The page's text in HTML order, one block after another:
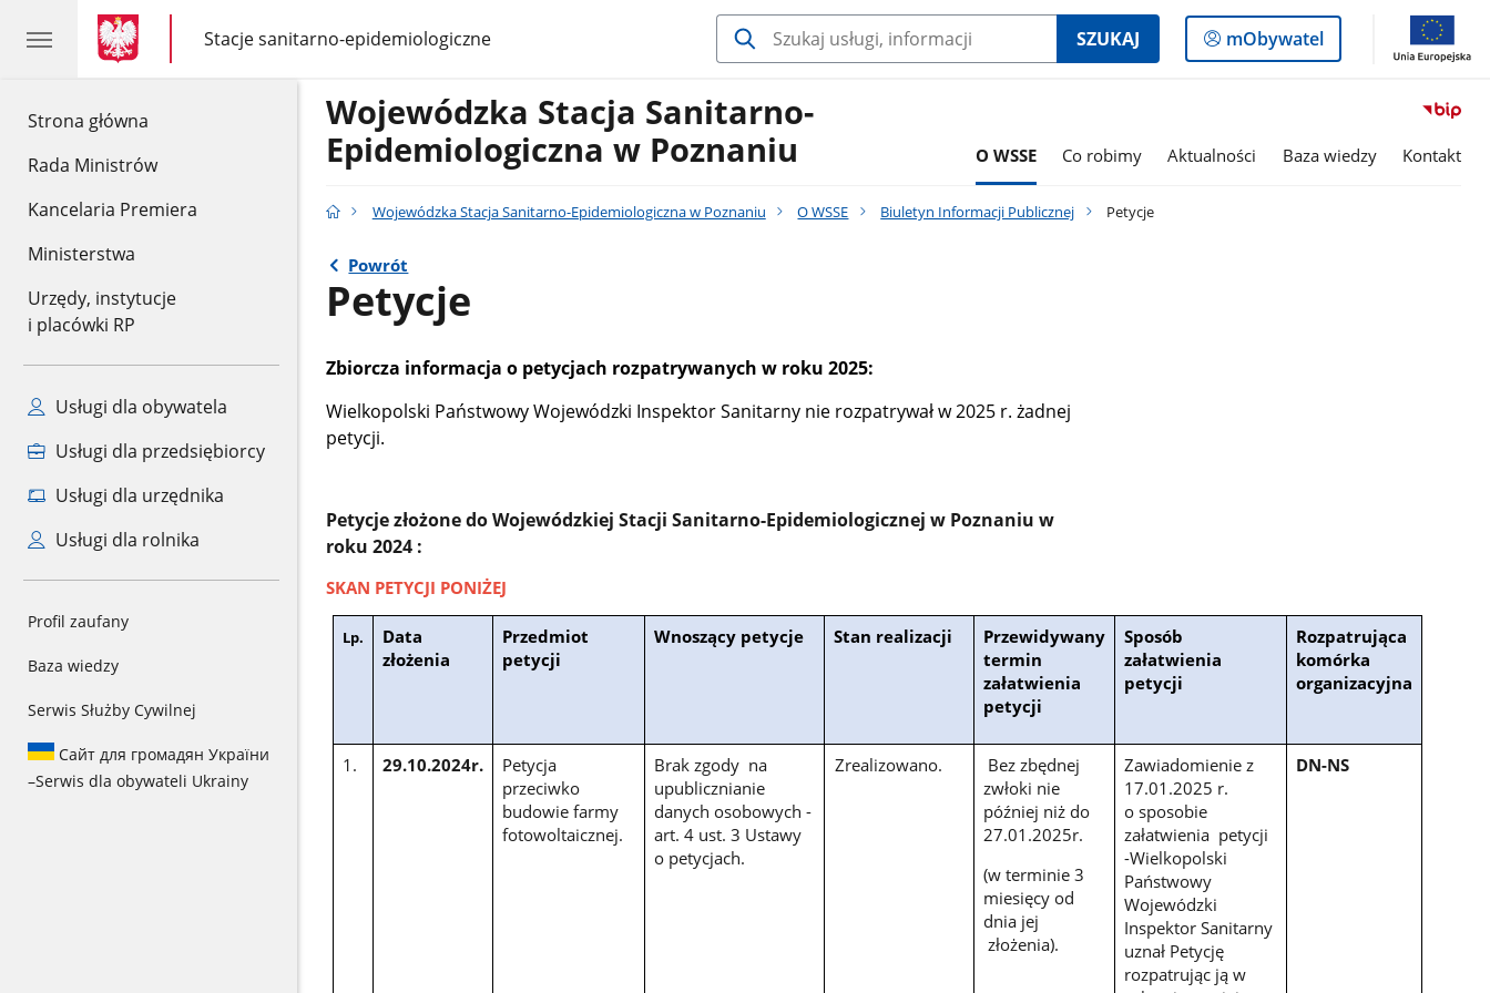
Strona główna
Rada Ministrów
Kancelaria Premiera
Ministerstwa
Urzędy, instytucje
i placówki RP
Usługi dla obywatela
Usługi dla przedsiębiorcy
Usługi dla urzędnika
Usługi dla rolnika
Profil zaufany
Baza wiedzy
Serwis Służby Cywilnej
Сайт для громадян України
–Serwis dla obywateli Ukrainy
gov.pl
gov.pl
Stacje sanitarno-epidemiologiczne
gov.pl
Stacje
sanitarno-
epidemiologiczne
SZUKAJ
Logowanie
do
mObywatel
Wojewódzka Stacja Sanitarno-
Epidemiologiczna w Poznaniu
O WSSE Co robimy Aktualności Baza wiedzy Kontakt
Wojewódzka Stacja Sanitarno-Epidemiologiczna w Poznaniu O WSSE Biuletyn Informacji Publicznej Petycje
Powrót
Petycje
Zbiorcza informacja o petycjach rozpatrywanych w roku 2025:
Wielkopolski Państwowy Wojewódzki Inspektor Sanitarny nie rozpatrywał w 2025 r. żadnej
petycji.
Petycje złożone do Wojewódzkiej Stacji Sanitarno-Epidemiologicznej w Poznaniu w
roku 2024 :
SKAN PETYCJI PONIŻEJ
Lp.
Data
złożenia
Przedmiot
petycji
Wnoszący petycje Stan realizacji
Przewidywany
termin
załatwienia
petycji
Sposób
załatwienia
petycji
Rozpatrująca
komórka
organizacyjna
1. 29.10.2024r.
Petycja
przeciwko
budowie farmy
fotowoltaicznej.
Brak zgody na
upublicznianie
danych osobowych -
art. 4 ust. 3 Ustawy
o petycjach.
Zrealizowano.
Bez zbędnej
zwłoki nie
później niż do
27.01.2025r.
(w terminie 3
miesięcy od
dnia jej
złożenia).
Zawiadomienie z
17.01.2025 r.
o sposobie
załatwienia petycji
-Wielkopolski
Państwowy
Wojewódzki
Inspektor Sanitarny
uznał Petycję
rozpatrując ją w
DN-NS